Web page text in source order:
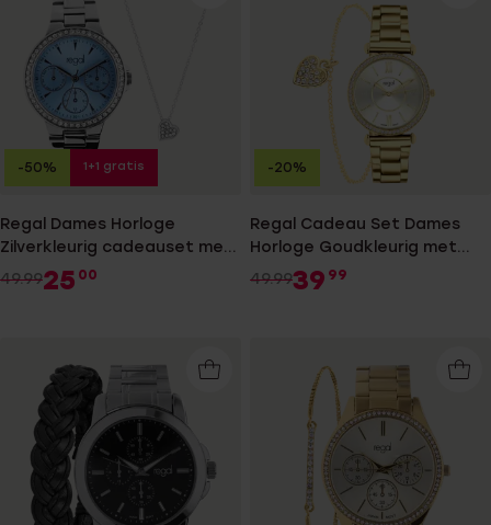
Regal Dames Horloge
Zilverkleurig cadeauset met
Gratis Ketting
49.9925 00
-50% 1+1 gratis
Regal Cadeau Set Dames
Horloge Goudkleurig met
gratis armband
49.9939 99
-20%